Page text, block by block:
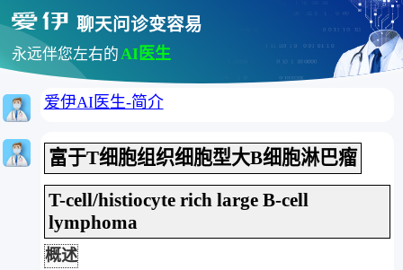
聊天问诊变容易
永远伴您左右的AI医生
爱伊AI医生-简介
富于T细胞组织细胞型大B细胞淋巴瘤
T-cell/histiocyte rich large B-cell
lymphoma
概述